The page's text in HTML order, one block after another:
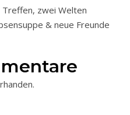
zwei Welten
& neue Freunde